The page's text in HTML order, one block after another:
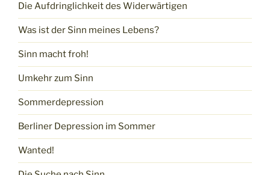
Die Aufdringlichkeit des Widerwärtigen
Was ist der Sinn meines Lebens?
Sinn macht froh!
Umkehr zum Sinn
Sommerdepression
Berliner Depression im Sommer
Wanted!